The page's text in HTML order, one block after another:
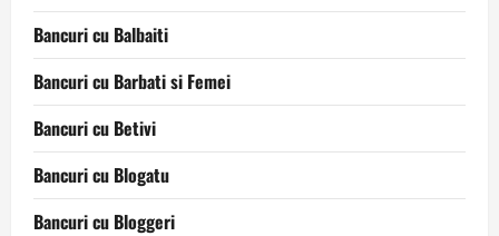
Bancuri cu Balbaiti
Bancuri cu Barbati si Femei
Bancuri cu Betivi
Bancuri cu Blogatu
Bancuri cu Bloggeri